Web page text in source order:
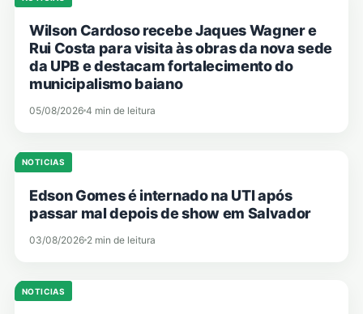
Wilson Cardoso recebe Jaques Wagner e
Rui Costa para visita às obras da nova sede
da UPB e destacam fortalecimento do
municipalismo baiano
05/08/2026 4 min de leitura
NOTICIAS
Edson Gomes é internado na UTI após
passar mal depois de show em Salvador
03/08/2026 2 min de leitura
NOTICIAS